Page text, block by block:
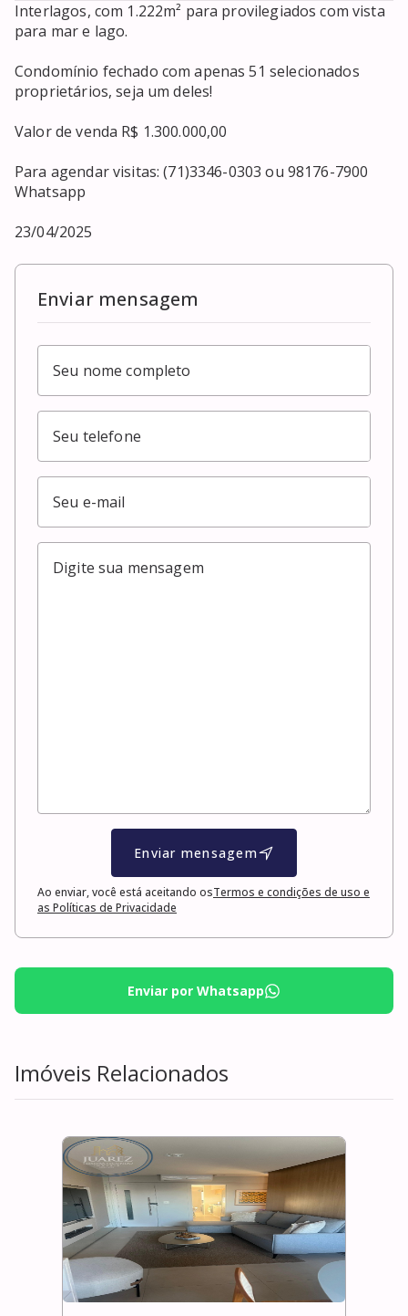
Interlagos, com 1.222m² para provilegiados com vista
para mar e lago.
Condomínio fechado com apenas 51 selecionados
proprietários, seja um deles!
Valor de venda R$ 1.300.000,00
Para agendar visitas: (71)3346-0303 ou 98176-7900
Whatsapp
23/04/2025
Enviar mensagem
Enviar mensagem
Ao enviar, você está aceitando osTermos e condições de uso e
as Políticas de Privacidade
Enviar por Whatsapp
Imóveis Relacionados